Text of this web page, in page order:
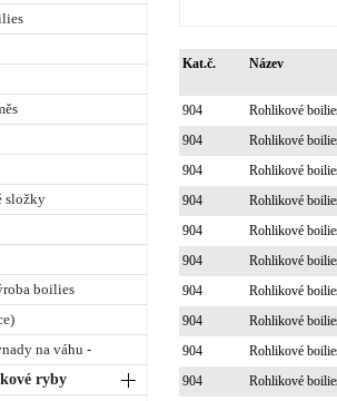
složky
boilies
na váhu -
ryby
Kat.č. Název
904
Rohlikové
904
Rohlikové
904
Rohlikové
904
Rohlikové
904
Rohlikové
904
Rohlikové
904
Rohlikové
904
Rohlikové
904
Rohlikové
904
Rohlikové